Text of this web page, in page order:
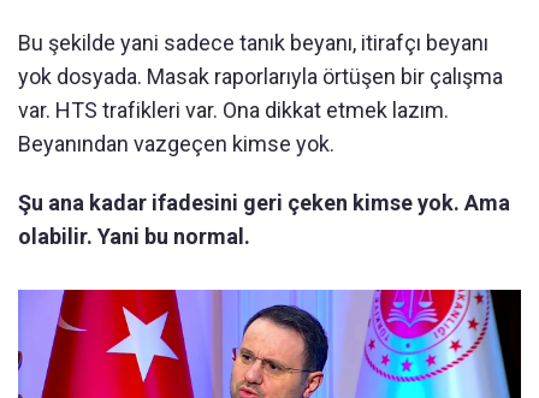
Bu şekilde yani sadece tanık beyanı, itirafçı beyanı
yok dosyada. Masak raporlarıyla örtüşen bir çalışma
var. HTS trafikleri var. Ona dikkat etmek lazım.
Beyanından vazgeçen kimse yok.
Şu ana kadar ifadesini geri çeken kimse yok. Ama
olabilir. Yani bu normal.